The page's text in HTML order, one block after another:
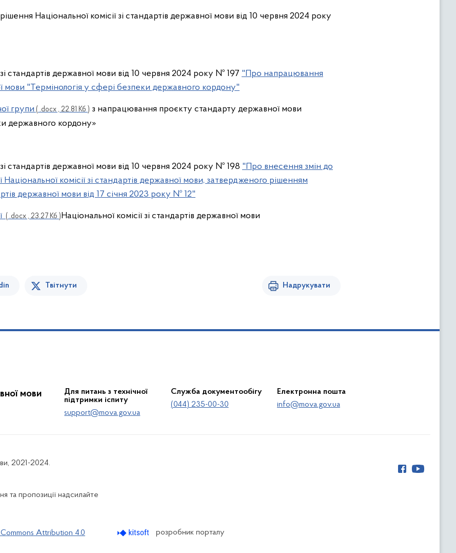
Національної комісії зі стандартів державної мови від 10 червня 2024 року
стандартів державної мови від 10 червня 2024 року № 197 "Про напрацювання
мови "Термінологія у сфері безпеки державного кордону"
групи ( .docx , 22.81 Кб ) з напрацювання проєкту стандарту державної мови
державного кордону»
зі стандартів державної мови від 10 червня 2024 року № 198 "Про внесення змін до
комісії зі стандартів державної мови, затвердженого рішенням
державної мови від 17 січня 2023 року № 12"
( .docx , 23.27 Кб )Національної комісії зі стандартів державної мови
Твітнути Надрукувати
мови
Для питань з технічної
підтримки іспиту
support@mova.gov.ua
Служба документообігу
(044) 235-00-30
Електронна пошта
info@mova.gov.ua
2021-2024.
та пропозиції надсилайте
Attribution 4.0
розробник порталу